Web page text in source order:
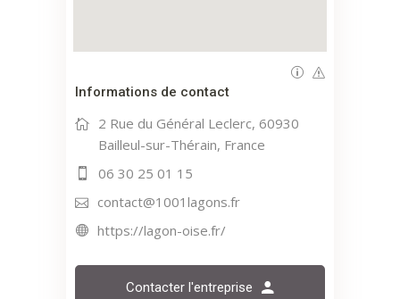
Informations de contact
2 Rue du Général Leclerc, 60930
Bailleul-sur-Thérain, France
06 30 25 01 15
contact@1001lagons.fr
https://lagon-oise.fr/
Contacter l'entreprise